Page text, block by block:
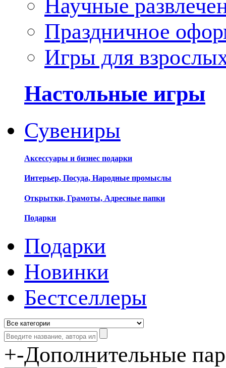
Научные
Праздничное
Игры для
Настольные игры
Сувениры
Аксессуары и бизнес подарки
Интерьер, Посуда, Народные промыслы
Открытки, Грамоты, Адресные папки
Подарки
Подарки
Новинки
Бестселлеры
+-Дополнительные